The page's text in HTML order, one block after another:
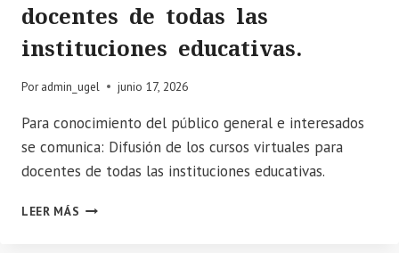
docentes de todas las
instituciones educativas.
Por admin_ugel junio 17, 2026
Para conocimiento del público general e interesados
se comunica: Difusión de los cursos virtuales para
docentes de todas las instituciones educativas.
LEER MÁS 📣